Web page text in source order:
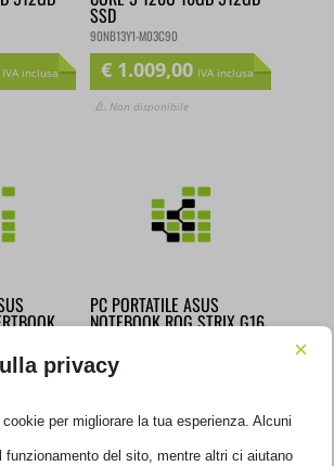
IVA inclusa
SSD
90NB13Y1-M03C90
€ 1.009,00 IVA inclusa
Non disponibile
RAM
IVA inclusa
PC PORTATILE ASUS
NOTEBOOK ROG STRIX G16
16GB DDR5 1TB SSD
RTX5060
€2.749,00
privacy
per migliorare la tua esperienza. Alcuni
funzionamento del sito, mentre altri ci aiutano